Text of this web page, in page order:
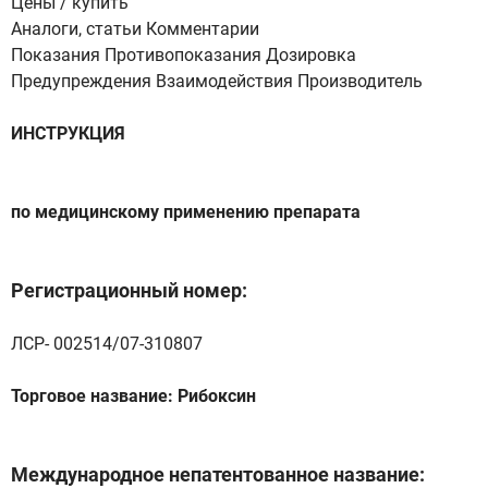
Аналоги, статьи Комментарии
Показания Противопоказания Дозировка
Предупреждения Взаимодействия Производитель
ИНСТРУКЦИЯ
по медицинскому применению препарата
Регистрационный номер:
ЛСР- 002514/07-310807
Торговое название: Рибоксин
Международное непатентованное название: